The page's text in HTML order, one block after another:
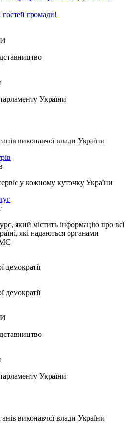
громади!
України
виконавчої влади України
у кожному куточку України
який містить інформацію про всі
які надаються органами
демократії
демократії
України
виконавчої влади України